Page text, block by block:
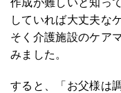
作成が難しいと知っ
していれば大丈夫な
そく介護施設のケア
みました。
すると、「お父様は